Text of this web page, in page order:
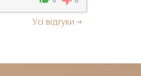
Усi вiдгуки